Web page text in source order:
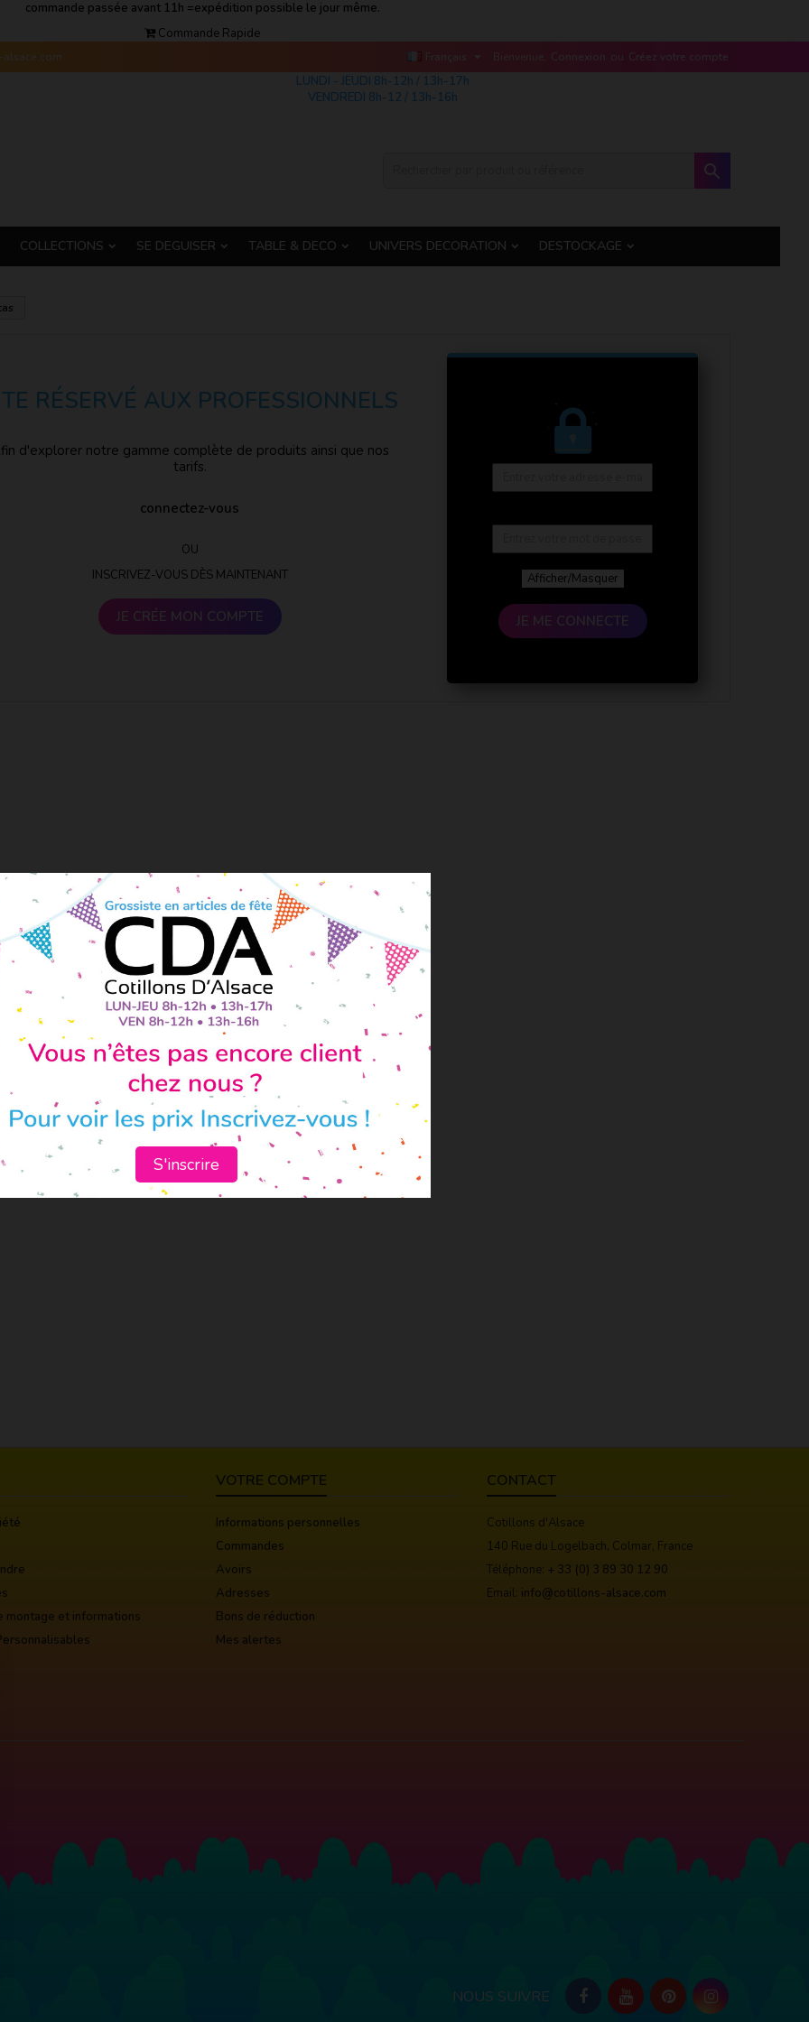
commande passée avant 11h =expédition possible le jour même.
Commande Rapide
Bienvenue, Connexion ou Créez votre compte
LUNDI - JEUDI 8h-12h / 13h-17h
VENDREDI 8h-12 / 13h-16h

COLLECTIONS SE DEGUISER TABLE & DECO UNIVERS DECORATION DESTOCKAGE
RÉSERVÉ AUX PROFESSIONNELS
d'explorer notre gamme complète de produits ainsi que nos
tarifs.
connectez-vous
OU
INSCRIVEZ-VOUS DÈS MAINTENANT
JE CRÉE MON COMPTE
Afficher/Masquer
JE ME CONNECTE
montage et informations
VOTRE COMPTE
Informations personnelles
Commandes
Avoirs
Adresses
Bons de réduction
Mes alertes
CONTACT
Cotillons d'Alsace
140 Rue du Logelbach, Colmar, France
Téléphone: + 33 (0) 3 89 30 12 90
Email: info@cotillons-alsace.com
NOUS SUIVRE
S'inscrire